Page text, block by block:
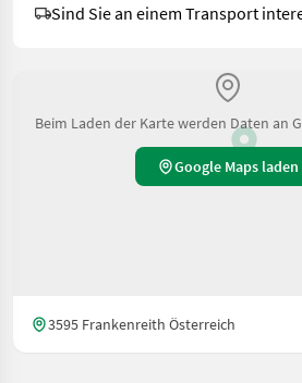
Sind Sie an einem Transport
Beim Laden der Karte werden Daten an
Google Maps laden
3595 Frankenreith Österreich